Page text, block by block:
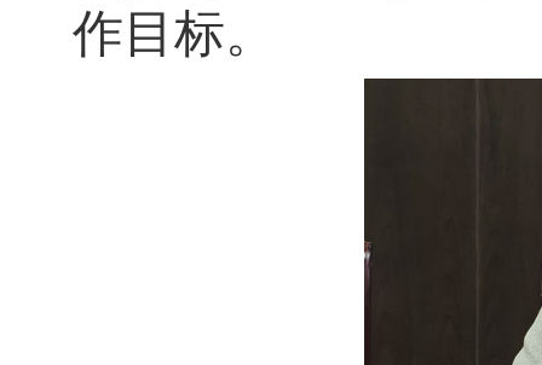
作目标。